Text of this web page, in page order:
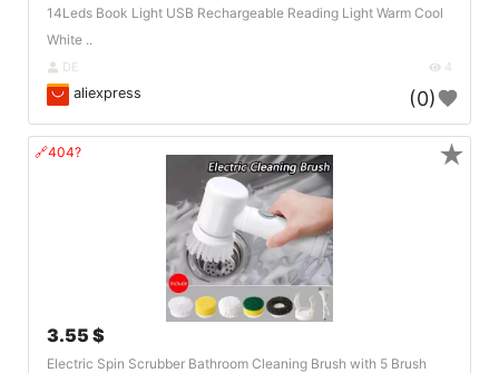
14Leds Book Light USB Rechargeable Reading Light Warm Cool
White ..
DE 4
aliexpress (0)
🔗404?
3.55 $
Electric Spin Scrubber Bathroom Cleaning Brush with 5 Brush
★